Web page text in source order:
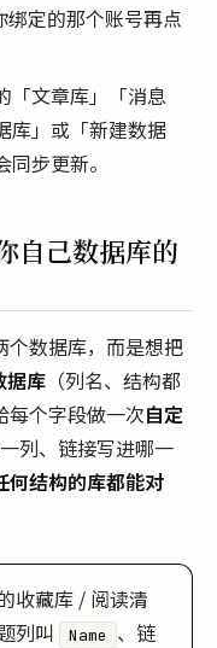
定的那个账号再点
「文章库」「消息
库」或「新建数据
步更新。
自己数据库的
个数据库，而是想把
据库 （列名、结构都
每个字段做一次自定
列、链接写进哪一
何结构的库都能对
收藏库 / 阅读清
列叫
Name
、链